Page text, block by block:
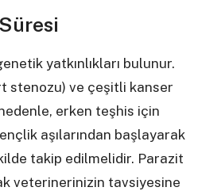
yatkınlıkları bulunur.
stenozu) ve çeşitli kanser
erken teşhis için
aşılarından başlayarak
takip edilmelidir. Parazit
veterinerinizin tavsiyesine